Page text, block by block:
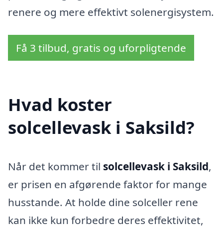
renere og mere effektivt solenergisystem.
Få 3 tilbud, gratis og uforpligtende
Hvad koster
solcellevask i Saksild?
Når det kommer til solcellevask i Saksild,
er prisen en afgørende faktor for mange
husstande. At holde dine solceller rene
kan ikke kun forbedre deres effektivitet,